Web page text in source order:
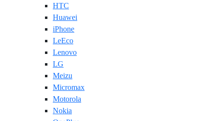
HTC
Huawei
iPhone
LeEco
Lenovo
LG
Meizu
Micromax
Motorola
Nokia